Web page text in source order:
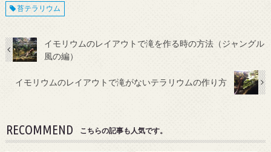
苔テラリウム
イモリウムのレイアウトで滝を作る時の方法（ジャングル
風の編）
イモリウムのレイアウトで滝がないテラリウムの作り方
RECOMMEND こちらの記事も人気です。